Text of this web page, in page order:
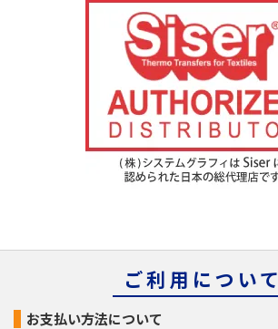
ご利用について
お支払い方法について